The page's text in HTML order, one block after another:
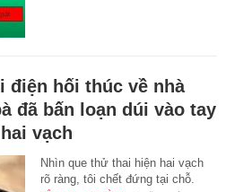
điện hối thúc về nhà
đã bấn loạn dúi vào tay
vạch
Nhìn que thử thai hiện hai vạch
rõ ràng, tôi chết đứng tại chỗ.